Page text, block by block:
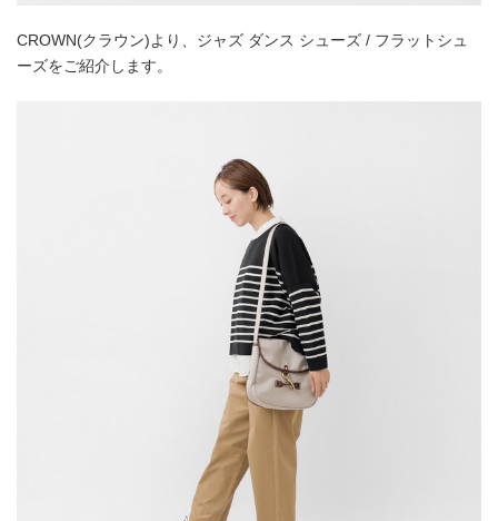
CROWN(クラウン)より、ジャズ ダンス シューズ / フラットシュ
ーズをご紹介します。